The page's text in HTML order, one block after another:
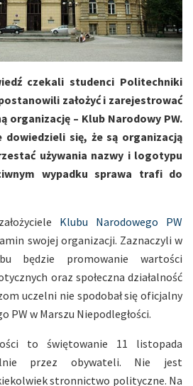
czekali studenci Politechniki
założyć i zarejestrować
organizację – Klub Narodowy PW.
dowiedzieli się, że są organizacją
używania nazwy i logotypu
wypadku sprawa trafi do
Klubu Narodowego PW
swojej organizacji. Zaznaczyli w
będzie promowanie wartości
oraz społeczna działalność
uczelni nie spodobał się oficjalny
PW w Marszu Niepodległości.
to świętowanie 11 listopada
przez obywateli. Nie jest
stronnictwo polityczne. Na